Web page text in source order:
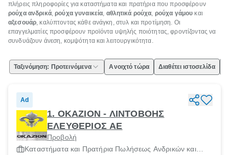
πλήρεις πληροφορίες για καταστήματα και πρατήρια που προσφέρουν
ρούχα ανδρικά,ρούχα γυναικεία, αθλητικά ρούχα, ρούχα γάμου και
αξεσουάρ, καλύπτοντας κάθε ανάγκη, στυλ και προτίμηση. Οι
επαγγελματίες προσφέρουν προϊόντα υψηλής ποιότητας, φροντίζοντας να
συνδυάζουν άνεση, κομψότητα και λειτουργικότητα.
Ταξινόμηση: Προτεινόμενα Ανοιχτό τώρα Διαθέτει ιστοσελίδα
Ad
1. ΟΚΑΖΙΟΝ - ΛΙΝΤΟΒΟΗΣ
ΕΛΕΥΘΕΡΙΟΣ ΑΕ
Προβολή
Καταστήματα και Πρατήρια Πωλήσεως Ανδρικών και